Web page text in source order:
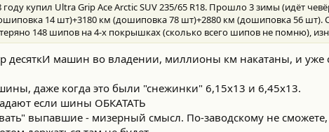
купил Ultra Grip Ace Arctic SUV 235/65 R18. Прошло 3 зимы (идёт
14 шт)+3180 км (дошиповка 78 шт)+2880 км (дошиповка 56
148 шипов на 4-х покрышках (сколько всего шипов не помню),
десяткИ машин во владении, миллионы км накатаны, и уже
даже когда это были "снежинки" 6,15х13 и 6,45х13.
если шины ОБКАТАТЬ
выпавшие - мизерный смысл. По-заводскому не